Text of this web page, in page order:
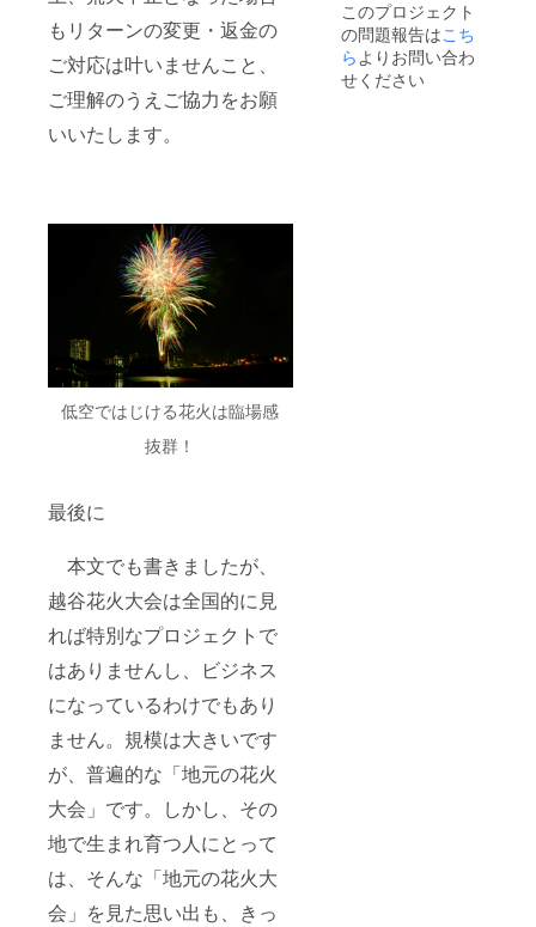
もリターンの変更・返金の
ご対応は叶いませんこと、
ご理解のうえご協力をお願
いいたします。
低空ではじける花火は臨場感
抜群！
最後に
本文でも書きましたが、
越谷花火大会は全国的に見
れば特別なプロジェクトで
はありませんし、ビジネス
になっているわけでもあり
ません。規模は大きいです
が、普遍的な「地元の花火
大会」です。しかし、その
地で生まれ育つ人にとって
は、そんな「地元の花火大
会」を見た思い出も、きっ
前をご
記入く
ださい
※自治体
版クラ
このプロジェクト
の問題報告はこち
ら よりお問い合わ
せください